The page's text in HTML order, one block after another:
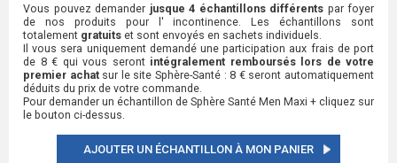
Vous pouvez demander jusque 4 échantillons différents par foyer
de nos produits pour l' incontinence. Les échantillons sont
totalement gratuits et sont envoyés en sachets individuels.
Il vous sera uniquement demandé une participation aux frais de port
de 8 € qui vous seront intégralement remboursés lors de votre
premier achatsur le site Sphère-Santé : 8 € seront automatiquement
déduits du prix de votre commande.
Pour demander un échantillon de Sphère Santé Men Maxi + cliquez sur
le bouton ci-dessus.
AJOUTER UN ÉCHANTILLON À MON PANIER